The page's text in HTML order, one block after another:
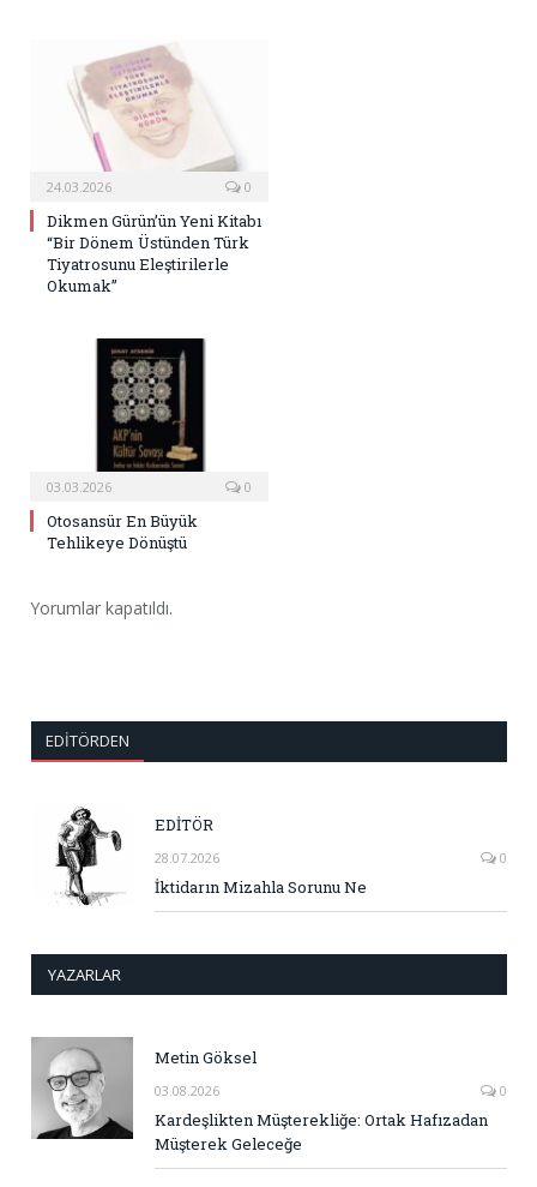
24.03.2026 0
Dikmen Gürün’ün Yeni Kitabı
“Bir Dönem Üstünden Türk
Tiyatrosunu Eleştirilerle
Okumak”
03.03.2026 0
Otosansür En Büyük
Tehlikeye Dönüştü
Yorumlar kapatıldı.
EDITÖRDEN
EDİTÖR
28.07.2026 0
İktidarın Mizahla Sorunu Ne
YAZARLAR
Metin Göksel
03.08.2026 0
Kardeşlikten Müşterekliğe: Ortak Hafızadan
Müşterek Geleceğe